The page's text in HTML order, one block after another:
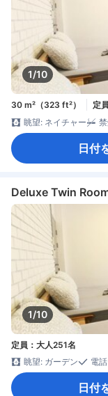
1/10
30 m²（323 ft²）
定
眺望: ネイチャー
日付
Deluxe Twin
1/10
定員：大人251名
眺望: ガーデン
電話
日付